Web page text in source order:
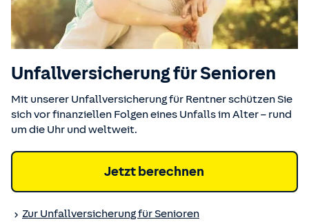
Unfall­versicherung für Senioren
Mit unserer Unfallversicherung für Rentner schützen Sie
sich vor finanziellen Folgen eines Unfalls im Alter – rund
um die Uhr und weltweit.
Jetzt berechnen
Zur Unfall­versicherung für Senioren